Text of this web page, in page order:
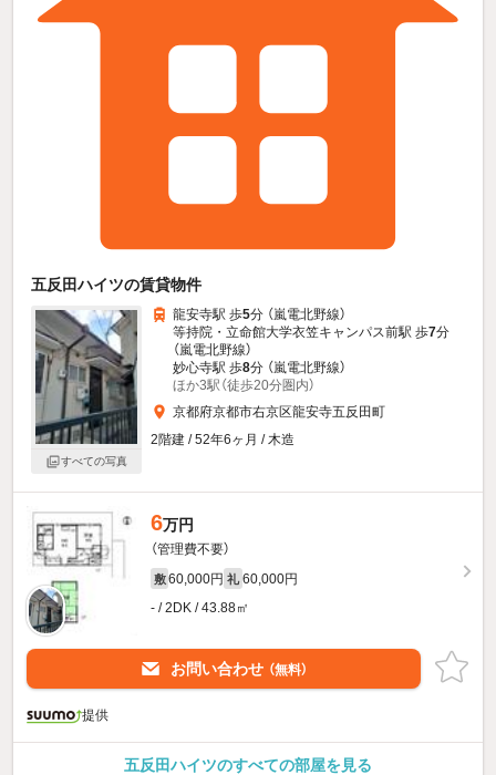
五反田ハイツの賃貸物件
すべての写真
龍安寺駅 歩5分 （嵐電北野線）
等持院・立命館大学衣笠キャンパス前駅 歩7分
（嵐電北野線）
妙心寺駅 歩8分 （嵐電北野線）
ほか3駅（徒歩20分圏内）
京都府京都市右京区龍安寺五反田町
2階建 / 52年6ヶ月 / 木造
6万円
（管理費不要）
敷 60,000円 礼 60,000円
- / 2DK / 43.88㎡
お問い合わせ （無料）
提供
五反田ハイツのすべての部屋を見る